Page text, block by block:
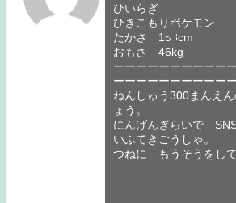
ひいらぎ
ひきこもりポケモン
たかさ 158cm
おもさ 46kg
ーーーーーーーーーー
ーーーーーーーーーー
ねんしゅう300まんえ
ょう。
にんげんぎらいで
いふてきごうしゃ。
つねに もうそうをし